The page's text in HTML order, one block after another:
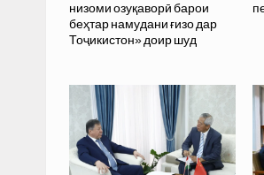
низоми озуқаворӣ барои
беҳтар намудани ғизо дар
Тоҷикистон» доир шуд